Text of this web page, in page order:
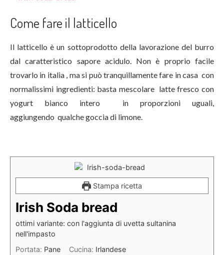
Come fare il latticello
Il latticello è un sottoprodotto della lavorazione del burro
dal caratteristico sapore acidulo. Non è proprio facile
trovarlo in italia , ma si può tranquillamente fare in casa con
normalissimi ingredienti: basta mescolare latte fresco con
yogurt bianco intero in proporzioni uguali,
aggiungendo qualche goccia di limone.
Stampa ricetta
Irish Soda bread
ottimi variante: con l'aggiunta di uvetta sultanina
nell'impasto
Portata: Pane Cucina: Irlandese